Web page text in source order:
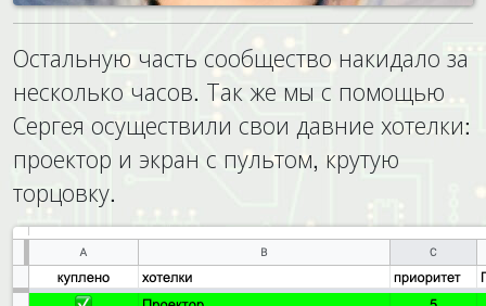
Остальную часть сообщество накидало за
несколько часов. Так же мы с помощью
Сергея осуществили свои давние хотелки:
проектор и экран с пультом, крутую
торцовку.